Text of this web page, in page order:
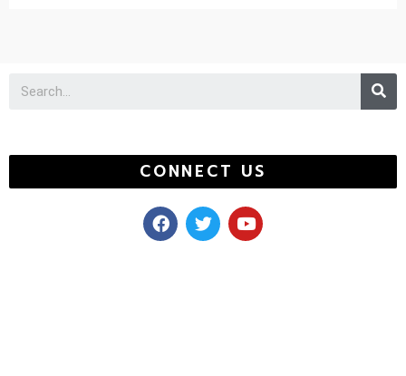
CONNECT US
F
a
c
T
w
i
Y
o
u